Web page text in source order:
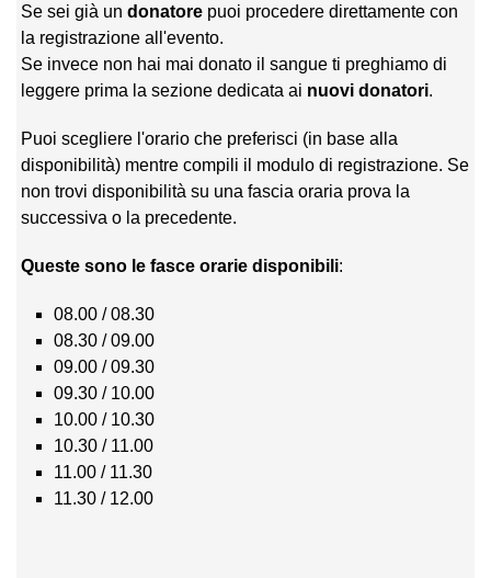
Se sei già undonatore puoi procedere direttamente con
la registrazione all'evento.
Se invece non hai mai donato il sangue ti preghiamo di
leggere prima la sezione dedicata ai nuovi donatori.
Puoi scegliere l'orario che preferisci (in base alla
disponibilità) mentre compili il modulo di registrazione. Se
non trovi disponibilità su una fascia oraria prova la
successiva o la precedente.
Queste sono le fasce orarie disponibili:
08.00 / 08.30
08.30 / 09.00
09.00 / 09.30
09.30 / 10.00
10.00 / 10.30
10.30 / 11.00
11.00 / 11.30
11.30 / 12.00